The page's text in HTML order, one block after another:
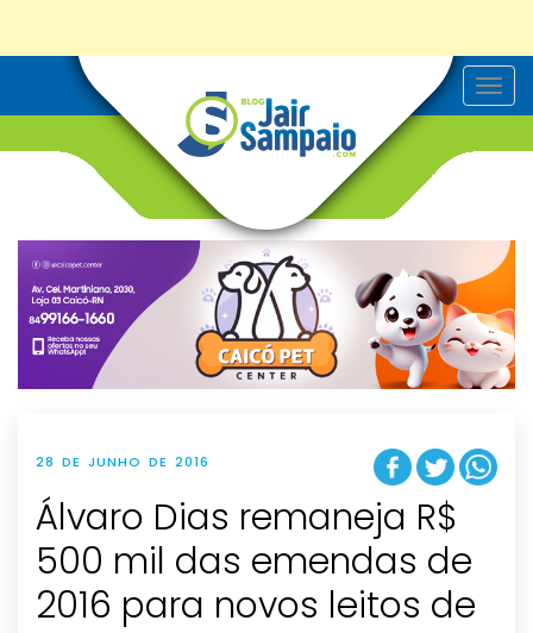
T
o
v
g
t
i
o
n
28 DE JUNHO DE 2016
Álvaro Dias remaneja R$
500 mil das emendas de
2016 para novos leitos de